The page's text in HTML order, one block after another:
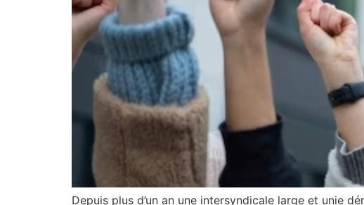
Depuis plus d’un an une intersyndicale large et unie